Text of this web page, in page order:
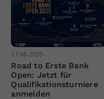
17.06.2025
Road to Erste Bank
Open: Jetzt für
Qualifikationsturniere
anmelden